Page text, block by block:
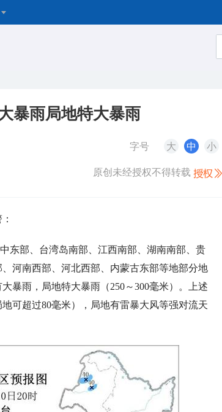
暴雨局地特大暴雨
字号 大 中 小
原创未经授权不得转载
东部、台湾岛南部、江西南部、湖南南部、贵
河南西部、河北西部、内蒙古东部等地部分地
暴雨，局地特大暴雨（250～300毫米）。上述
可超过80毫米），局地有雷暴大风等强对流天